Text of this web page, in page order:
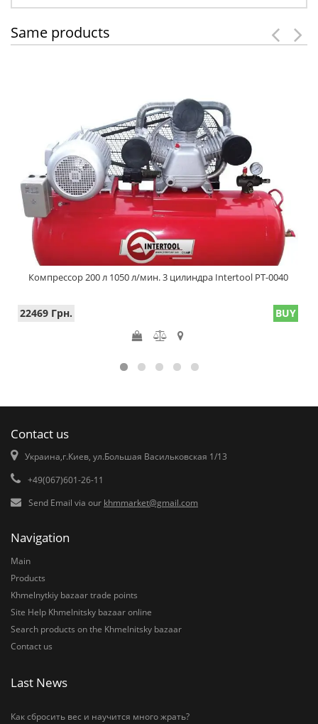
Same products
Компрессор 200 л 1050 л/мин. 3 цилиндра Intertool PT-0040
22469 Грн. BUY
Contact us
Украина,г.Киев, ул.Большая Васильковская 1/13
+49(067)601-26-11
Send Email via our khmmarket@gmail.com
Navigation
Main
Products
Khmelnytkiy bazaar trade points
Site Help Khmelnitsky bazaar online
Search products on the Khmelnitsky bazaar
Contact us
Last News
Как сбросить вес и научится много жрать?